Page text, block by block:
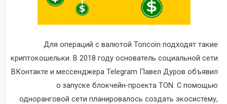
Для операций с валютой Toncoin подходят такие
криптокошельки. В 2018 году основатель социальной сети
ВКонтакте и мессенджера Telegram Павел Дуров объявил
о запуске блокчейн-проекта TON. С помощью
одноранговой сети планировалось создать экосистему,